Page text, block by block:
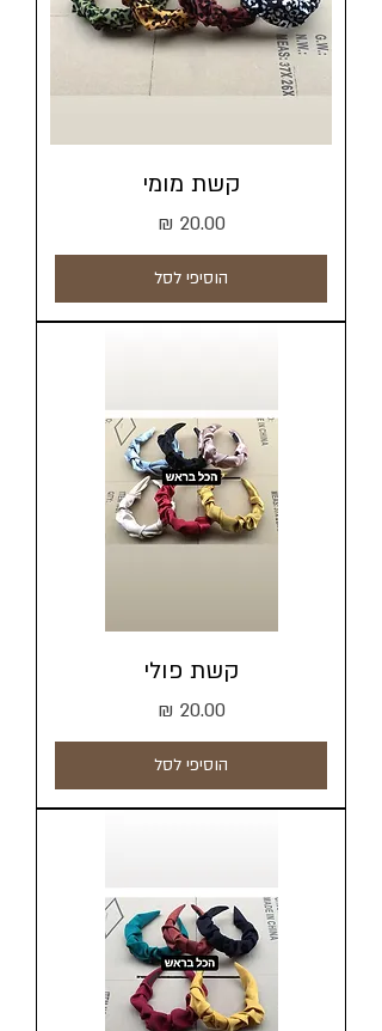
קשת מומי
מחיר
הוסיפי לסל
קשת פולי
מחיר
הוסיפי לסל